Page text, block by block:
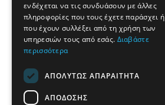
ενδέχεται να τις συνδυάσουν με άλλες
πληροφορίες που τους έχετε παράσχει ή
που έχουν συλλέξει από τη χρήση των
υπηρεσιών τους από εσάς. Διαβάστε
περισσότερα
ΑΠΟΛΎΤΩΣ ΑΠΑΡΑΊΤΗΤΑ
ΑΠΌΔΟΣΗΣ